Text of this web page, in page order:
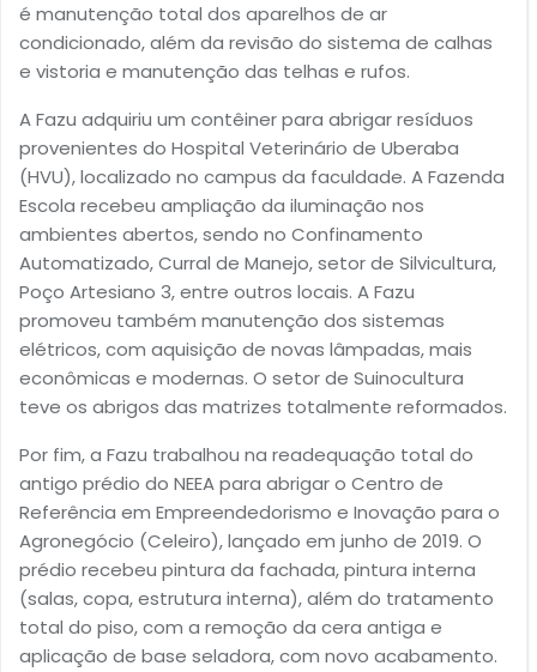
é manutenção total dos aparelhos de ar
condicionado, além da revisão do sistema de calhas
e vistoria e manutenção das telhas e rufos.
A Fazu adquiriu um contêiner para abrigar resíduos
provenientes do Hospital Veterinário de Uberaba
(HVU), localizado no campus da faculdade. A Fazenda
Escola recebeu ampliação da iluminação nos
ambientes abertos, sendo no Confinamento
Automatizado, Curral de Manejo, setor de Silvicultura,
Poço Artesiano 3, entre outros locais. A Fazu
promoveu também manutenção dos sistemas
elétricos, com aquisição de novas lâmpadas, mais
econômicas e modernas. O setor de Suinocultura
teve os abrigos das matrizes totalmente reformados.
Por fim, a Fazu trabalhou na readequação total do
antigo prédio do NEEA para abrigar o Centro de
Referência em Empreendedorismo e Inovação para o
Agronegócio (Celeiro), lançado em junho de 2019. O
prédio recebeu pintura da fachada, pintura interna
(salas, copa, estrutura interna), além do tratamento
total do piso, com a remoção da cera antiga e
aplicação de base seladora, com novo acabamento.